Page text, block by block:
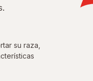
su raza,